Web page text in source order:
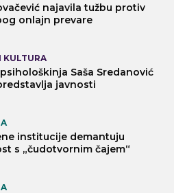
najavila tužbu protiv
onlajn prevare
KULTURA
Saša Sredanović
javnosti
institucije demantuju
s „čudotvornim čajem“